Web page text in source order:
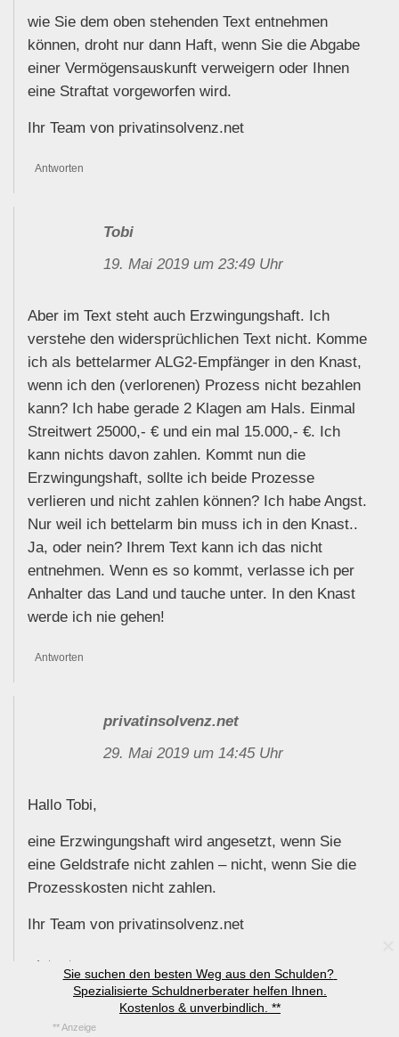
wie Sie dem oben stehenden Text entnehmen
können, droht nur dann Haft, wenn Sie die Abgabe
einer Vermögensauskunft verweigern oder Ihnen
eine Straftat vorgeworfen wird.
Ihr Team von privatinsolvenz.net
Antworten
Tobi
19. Mai 2019 um 23:49 Uhr
Aber im Text steht auch Erzwingungshaft. Ich
verstehe den widersprüchlichen Text nicht. Komme
ich als bettelarmer ALG2-Empfänger in den Knast,
wenn ich den (verlorenen) Prozess nicht bezahlen
kann? Ich habe gerade 2 Klagen am Hals. Einmal
Streitwert 25000,- € und ein mal 15.000,- €. Ich
kann nichts davon zahlen. Kommt nun die
Erzwingungshaft, sollte ich beide Prozesse
verlieren und nicht zahlen können? Ich habe Angst.
Nur weil ich bettelarm bin muss ich in den Knast..
Ja, oder nein? Ihrem Text kann ich das nicht
entnehmen. Wenn es so kommt, verlasse ich per
Anhalter das Land und tauche unter. In den Knast
werde ich nie gehen!
Antworten
privatinsolvenz.net
29. Mai 2019 um 14:45 Uhr
Hallo Tobi,
eine Erzwingungshaft wird angesetzt, wenn Sie
eine Geldstrafe nicht zahlen – nicht, wenn Sie die
Prozesskosten nicht zahlen.
Ihr Team von privatinsolvenz.net
Antworten
Jim W.
Sie suchen den besten Weg aus den Schulden?
Spezialisierte Schuldnerberater helfen Ihnen.
Kostenlos & unverbindlich. **
** Anzeige